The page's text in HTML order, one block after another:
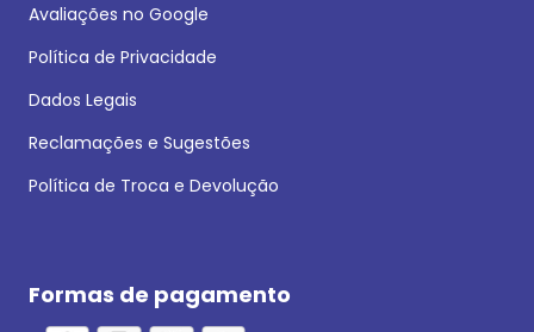
Avaliações no Google
Política de Privacidade
Dados Legais
Reclamações e Sugestões
Política de Troca e Devolução
Formas de pagamento